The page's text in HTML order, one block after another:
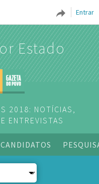
Entrar
Estado
2018: NOTÍCIAS,
ENTREVISTAS
CANDIDATOS